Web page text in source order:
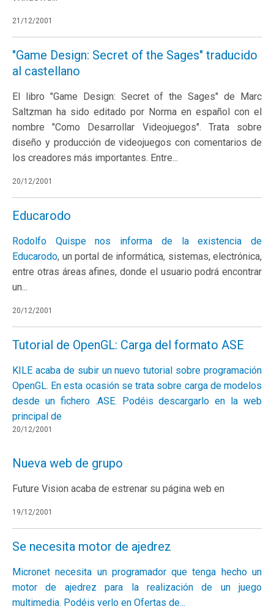
21/12/2001
"Game Design: Secret of the Sages" traducido
al castellano
El libro "Game Design: Secret of the Sages" de Marc
Saltzman ha sido editado por Norma en español con el
nombre "Como Desarrollar Videojuegos". Trata sobre
diseño y producción de videojuegos con comentarios de
los creadores más importantes. Entre...
20/12/2001
Educarodo
Rodolfo Quispe nos informa de la existencia de
Educarodo, un portal de informática, sistemas, electrónica,
entre otras áreas afines, donde el usuario podrá encontrar
un...
20/12/2001
Tutorial de OpenGL: Carga del formato ASE
KILE acaba de subir un nuevo tutorial sobre programación
OpenGL. En esta ocasión se trata sobre carga de modelos
desde un fichero .ASE. Podéis descargarlo en la web
principal de
20/12/2001
Nueva web de grupo
Future Vision acaba de estrenar su página web en
19/12/2001
Se necesita motor de ajedrez
Micronet necesita un programador que tenga hecho un
motor de ajedrez para la realización de un juego
multimedia. Podéis verlo en Ofertas de...